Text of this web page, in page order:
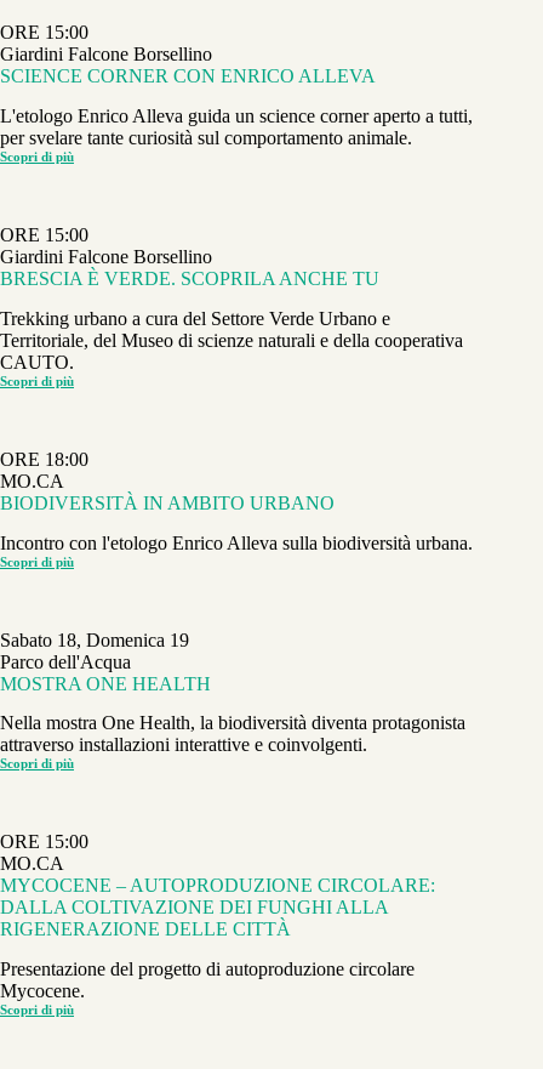
BIODIVERSITÀ
MARINA
ORE 15:00
Giardini Falcone Borsellino
SCIENCE CORNER CON ENRICO ALLEVA
L'etologo Enrico Alleva guida un science corner aperto a tutti,
per svelare tante curiosità sul comportamento animale.
Scopri di più
SCIENCE
ORE 15:00
Giardini Falcone Borsellino
BRESCIA È VERDE. SCOPRILA ANCHE TU
Trekking urbano a cura del Settore Verde Urbano e
Territoriale, del Museo di scienze naturali e della cooperativa
CAUTO.
Scopri di più
BRESCIA
TU
ORE 18:00
MO.CA
BIODIVERSITÀ IN AMBITO URBANO
Incontro con l'etologo Enrico Alleva sulla biodiversità urbana.
Scopri di più
BIODIVERSITÀ
Sabato 18, Domenica 19
Parco dell'Acqua
MOSTRA ONE HEALTH
Nella mostra One Health, la biodiversità diventa protagonista
attraverso installazioni interattive e coinvolgenti.
Scopri di più
MOSTRA
ORE 15:00
MO.CA
MYCOCENE – AUTOPRODUZIONE CIRCOLARE:
DALLA COLTIVAZIONE DEI FUNGHI ALLA
RIGENERAZIONE DELLE CITTÀ
Presentazione del progetto di autoproduzione circolare
Mycocene.
Scopri di più
MYCOCENE